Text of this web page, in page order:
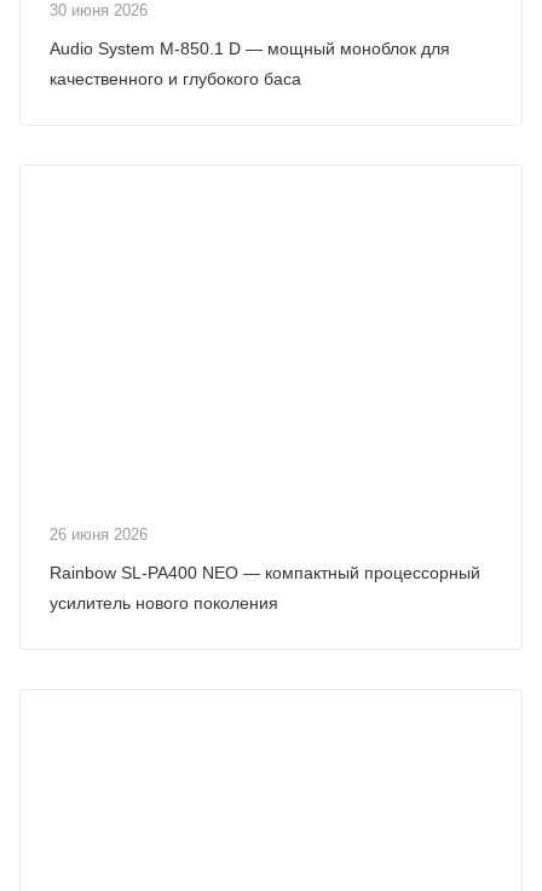
30 июня 2026
Audio System M-850.1 D — мощный моноблок для
качественного и глубокого баса
26 июня 2026
Rainbow SL-PA400 NEO — компактный процессорный
усилитель нового поколения